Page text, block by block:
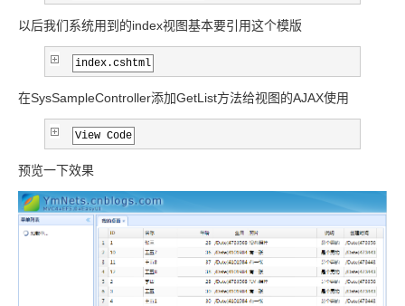
以后我们系统用到的index视图基本要引用这个模版
index.cshtml
在SysSampleController添加GetList方法给视图的AJAX使用
View Code
预览一下效果